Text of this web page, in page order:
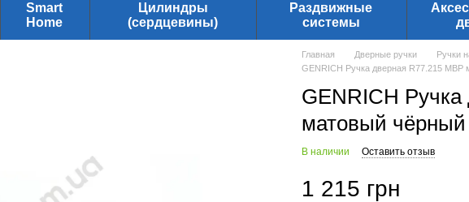
Smart
Home
Цилиндры
(сердцевины)
Раздвижные
системы
Главная Дверные ручки Ручки
GENRICH Ручка дверная R77.215 MBP
GENRICH
матовый чёрный
В наличии Оставить отзыв
1 215 грн